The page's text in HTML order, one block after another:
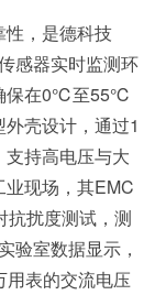
，是德科技
感器实时监测环
保在0℃至55℃
壳设计，通过1
持高电压与大
现场，其EMC
抗扰度测试，测
验室数据显示，
表的交流电压